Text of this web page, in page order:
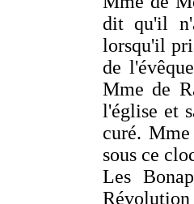
dit qu'il
lorsqu'il
de
Mme de
l'église et
curé.
sous ce
Les
Révolution